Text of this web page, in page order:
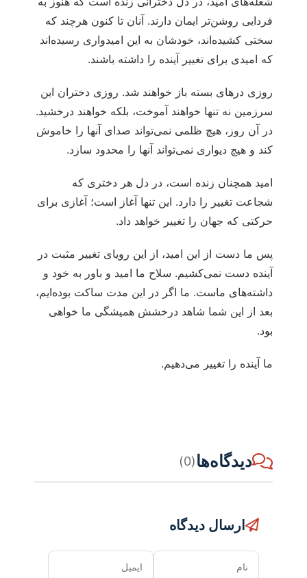
فردایی روشن‌تر ایمان دارند. آنان تا کنون هرچند که
سختی کشیده‌اند، خودشان به این امیدواری رسیده‌اند
که امیدی برای تغییر آینده را داشته باشند.
روزی درهای بسته باز خواهند شد. روزی دختران این
سرزمین نه تنها خواهند آموخت، بلکه خواهند درخشید.
در آن روز، هیچ ظلمی نمی‌تواند صدای آنها را خاموش
کند و هیچ دیواری نمی‌تواند آنها را محدود سازد.
امید همچنان زنده است، در دل هر دختری که
شجاعت تغییر را دارد. این تنها آغاز است؛ آغازی برای
حرکتی که جهان را تغییر خواهد داد.
پس ما دست از این امید، از این رویای تغییر مثبت در
آینده دست نمی‌کشیم. سلاح ما امید و باور به خود و
داشته‌های ماست. ما اگر در این مدت ساکت بوده‌ایم،
بعد از این شما شاهد درخشش همیشگی ما خواهی
بود.
ما آینده را تغییر می‌دهیم.
دیدگاه‌ها(0)
ارسال دیدگاه
نام ایمیل